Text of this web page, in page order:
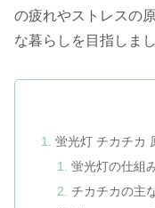
の疲れやストレスの
な暮らしを目指しまし
蛍光灯 チカチカ
蛍光灯の仕組
チカチカの主